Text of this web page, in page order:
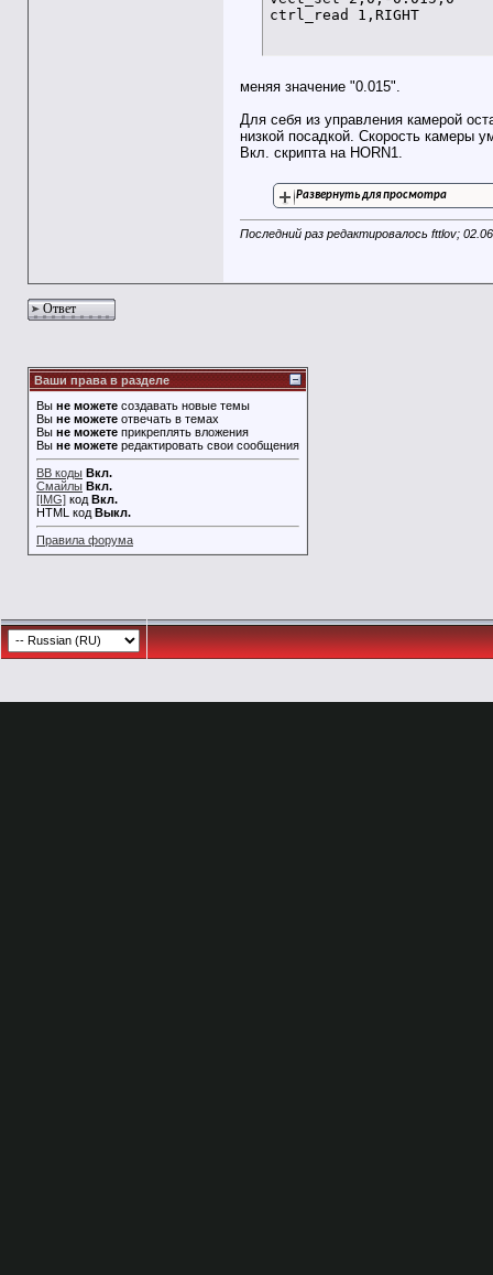
ctrl_read 1,RIGHT
меняя значение "0.015".
Для себя из управления камерой
низкой посадкой. Скорость камеры
Вкл. скрипта на HORN1.
Развернуть для просмотра
Последний раз редактировалось fttlov;
Ответ
Ваши права в разделе
Вы не можете создавать новые темы
Вы не можете отвечать в темах
Вы не можете прикреплять вложения
Вы не можете редактировать свои сообщения
BB коды Вкл.
Смайлы Вкл.
[IMG] код Вкл.
HTML код Выкл.
Правила форума